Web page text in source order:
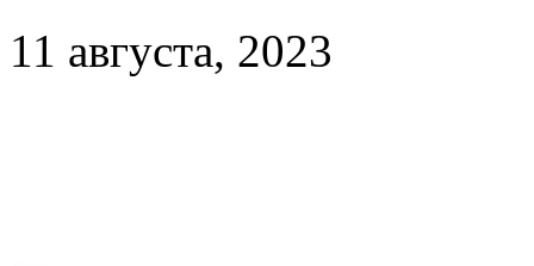
11 августа, 2023